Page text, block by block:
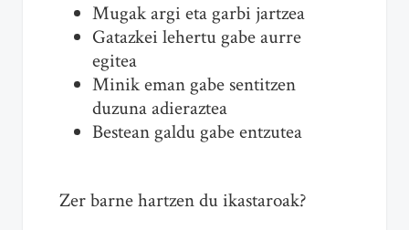
Mugak argi eta garbi jartzea
Gatazkei lehertu gabe aurre
egitea
Minik eman gabe sentitzen
duzuna adieraztea
Bestean galdu gabe entzutea
Zer barne hartzen du ikastaroak?